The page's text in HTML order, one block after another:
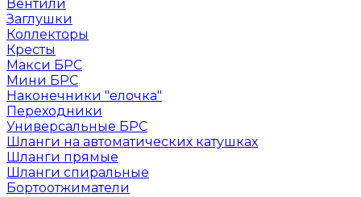
Вентили
Заглушки
Коллекторы
Кресты
Макси БРС
Мини БРС
Наконечники "елочка"
Переходники
Универсальные БРС
Шланги на автоматических катушках
Шланги прямые
Шланги спиральные
Бортоотжиматели